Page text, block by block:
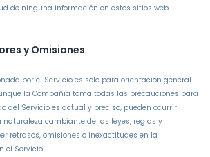
de ninguna información en estos sitios web
y Omisiones
por el Servicio es solo para orientación general
la Compañía toma todas las precauciones para
del Servicio es actual y preciso, pueden ocurrir
naturaleza cambiante de las leyes, reglas y
retrasos, omisiones o inexactitudes en la
el Servicio.